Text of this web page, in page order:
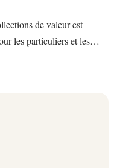
de valeur est
les particuliers et les…